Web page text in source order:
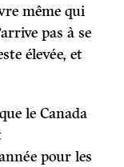
même qui
pas à se
élevée, et
le Canada
pour les